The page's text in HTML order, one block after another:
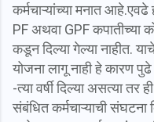
कर्मचाऱ्यांच्या मनात
PF अथवा GPF कपातीच्या
कडून दिल्या गेल्या नाहीत.
योजना लागू नाही हे कारण
-त्या वर्षी दिल्या असत्या तर
संबंधित कर्मचाऱ्याची